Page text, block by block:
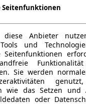
Seitenfunktionen
Anbieter
und
Seitenfunktionen
Sie werden
wie das Setzen und
oder